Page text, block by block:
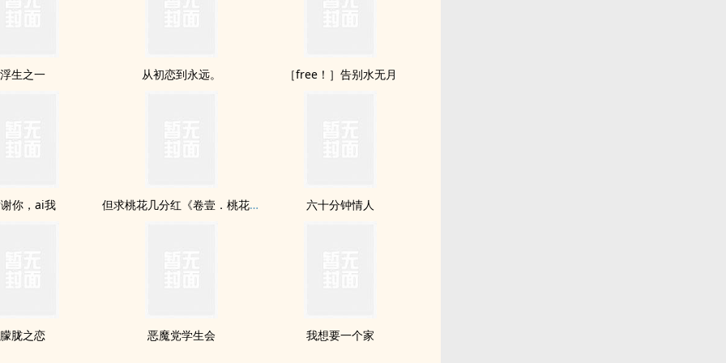
浮生之一 从初恋到永远。 ［free！］告别水无月
你，ai我 但求桃花几分红《卷壹．桃花初绽》【即将开放预购】 六十分钟情人
朦胧之恋 恶魔党学生会 我想要一个家